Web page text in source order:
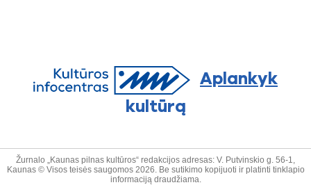
Aplankyk
kultūrą
Žurnalo „Kaunas pilnas kultūros“ redakcijos adresas: V. Putvinskio g. 56-1,
Kaunas © Visos teisės saugomos 2026. Be sutikimo kopijuoti ir platinti tinklapio
informaciją draudžiama.